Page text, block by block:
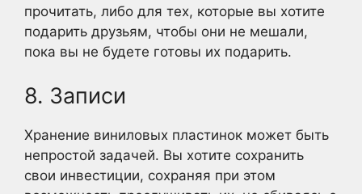
прочитать, либо для тех, которые вы хотите
подарить друзьям, чтобы они не мешали,
пока вы не будете готовы их подарить.
8. Записи
Хранение виниловых пластинок может быть
непростой задачей. Вы хотите сохранить
свои инвестиции, сохраняя при этом